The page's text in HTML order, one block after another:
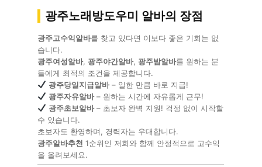
광주노래방도우미 알바의 장점
광주고수익알바를 찾고 있다면 이보다 좋은 기회는 없
습니다.
광주여성알바, 광주야간알바, 광주밤알바를 원하는 분
들에게 최적의 조건을 제공합니다.
광주당일지급알바– 일한 만큼 바로 지급!
광주자유알바– 원하는 시간에 자유롭게 근무!
광주초보알바– 초보자 완벽 지원! 걱정 없이 시작할
수 있습니다.
초보자도 환영하며, 경력자는 우대합니다.
광주알바추천 1순위인 저희와 함께 안정적으로 고수익
을 올려보세요.